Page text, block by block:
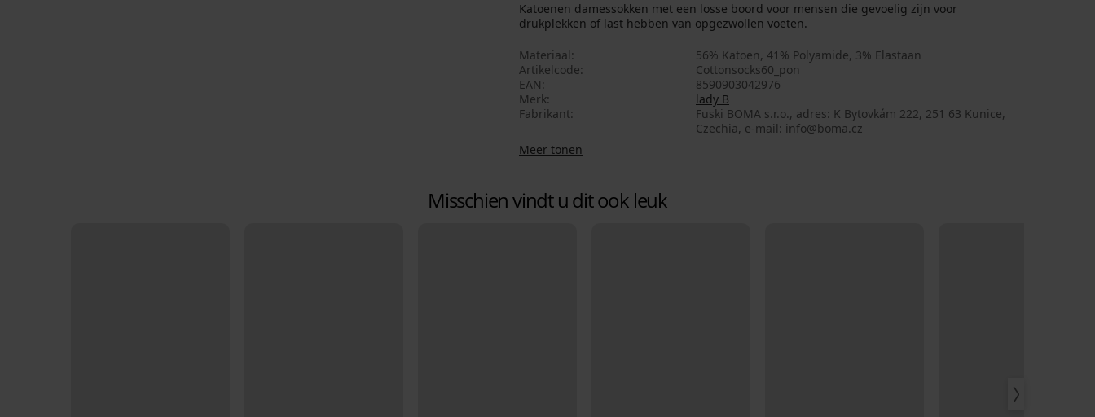
Katoenen damessokken met een losse boord voor mensen die gevoelig zijn voor
drukplekken of last hebben van opgezwollen voeten.
Materiaal
56% Katoen, 41% Polyamide, 3% Elastaan
Artikelcode
Cottonsocks60_pon
EAN
8590903042976
Merk
lady B
Fabrikant
Fuski BOMA s.r.o., adres: K Bytovkám 222, 251 63 Kunice,
Czechia, e-mail: info@boma.cz
Meer tonen
Misschien vindt u dit ook leuk